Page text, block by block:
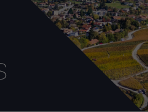
2028
Clubs et associations
Nature